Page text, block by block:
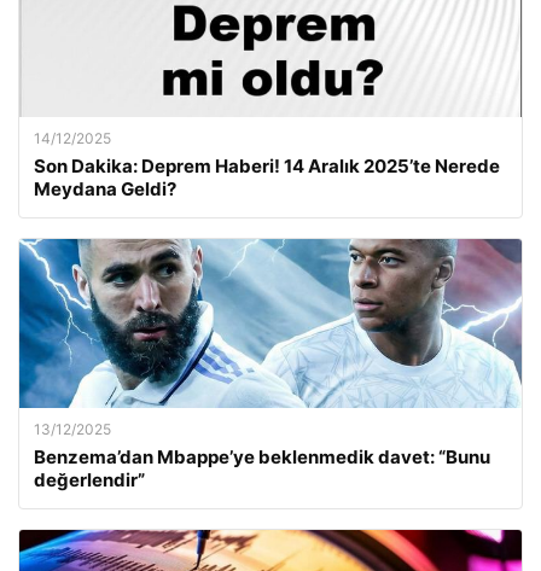
14/12/2025
Son Dakika: Deprem Haberi! 14 Aralık 2025’te Nerede
Meydana Geldi?
13/12/2025
Benzema’dan Mbappe’ye beklenmedik davet: “Bunu
değerlendir”